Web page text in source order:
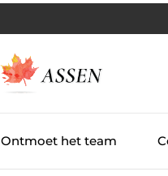
Ontmoet het team